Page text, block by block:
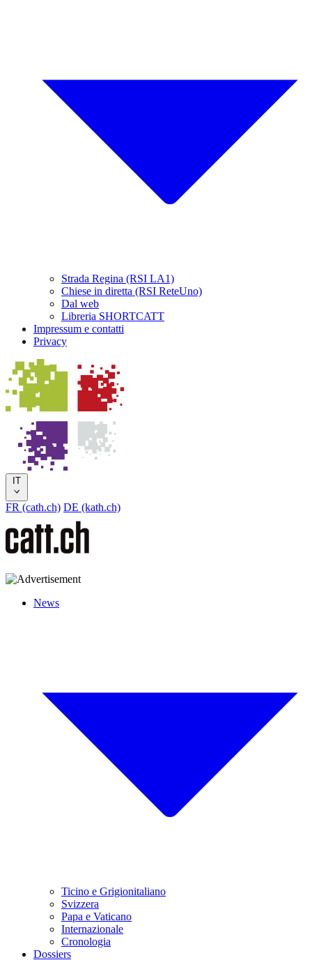
Strada Regina (RSI LA1)
Chiese in diretta (RSI ReteUno)
Dal web
Libreria SHORTCATT
Impressum e contatti
Privacy
IT
FR (cath.ch) DE (kath.ch)
News
Ticino e Grigionitaliano
Svizzera
Papa e Vaticano
Internazionale
Cronologia
Dossiers